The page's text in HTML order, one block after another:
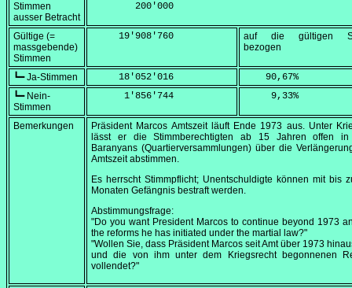
Stimmen
ausser Betracht
        200'000
Gültige (=
massgebende)
Stimmen
     19'908'760
auf die gültigen
bezogen
┗━ Ja-Stimmen
     18'052'016
    90,67
%
┗━ Nein-
Stimmen
      1'856'744
     9,33
%
Bemerkungen
Präsident Marcos Amtszeit läuft Ende 1973 aus. Unter
lässt er die Stimmberechtigten ab 15 Jahren offen in
Baranyans (Quartierversammlungen) über die
Amtszeit abstimmen.
Es herrscht Stimmpflicht; Unentschuldigte können mit bis
Monaten Gefängnis bestraft werden.
Abstimmungsfrage:
"Do you want President Marcos to continue beyond 1973
the reforms he has initiated under the martial law?"
"Wollen Sie, dass Präsident Marcos seit Amt über 1973
und die von ihm unter dem Kriegsrecht begonnenen
vollendet?"